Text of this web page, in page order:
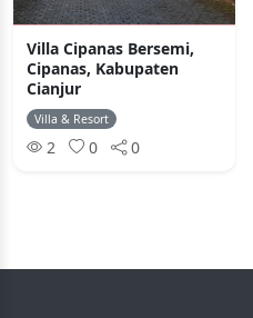
Villa Cipanas Bersemi,
Cipanas, Kabupaten
Cianjur
Villa & Resort
2 0 0